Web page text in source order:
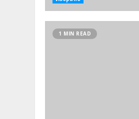
1 MIN READ